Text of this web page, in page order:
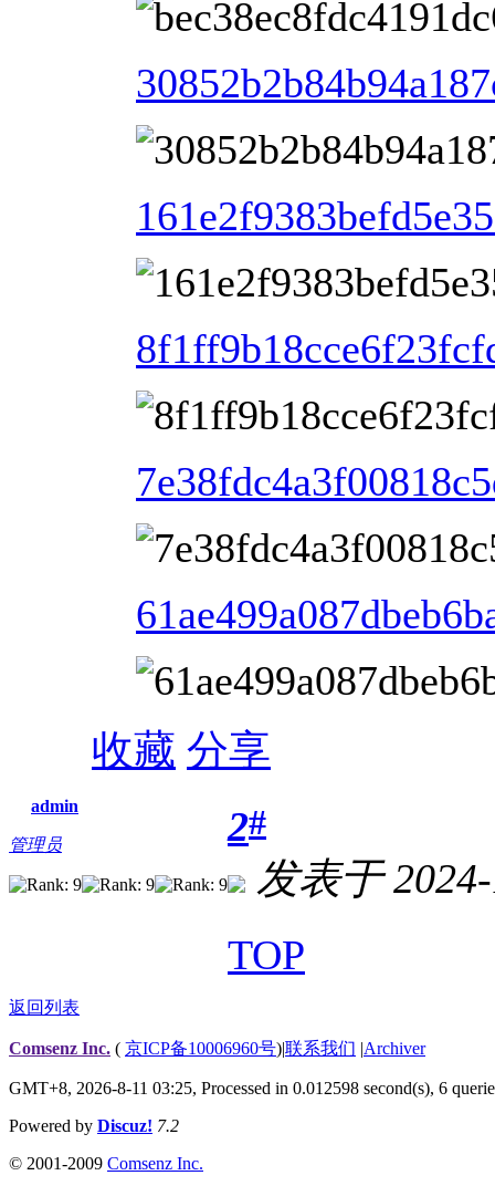
收藏 分享
admin
管理员 2#
发表于
TOP
返回列表
Comsenz Inc. ( 京ICP备10006960号)|联系我们 |Archiver
GMT+8, 2026-8-11 03:25, Processed in 0.012598 second(s), 6
Powered by Discuz! 7.2
© 2001-2009 Comsenz Inc.